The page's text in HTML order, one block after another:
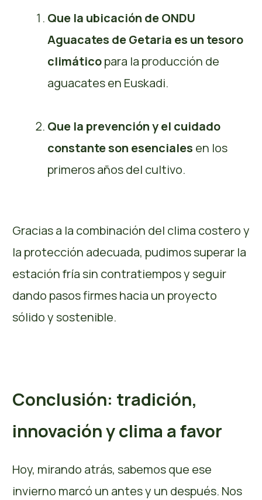
Que la ubicación de ONDU
Aguacates de Getaria es un tesoro
climáticopara la producción de
aguacates en Euskadi.
Que la prevención y el cuidado
constante son esenciales en los
primeros años del cultivo.
Gracias a la combinación del clima costero y
la protección adecuada, pudimos superar la
estación fría sin contratiempos y seguir
dando pasos firmes hacia un proyecto
sólido y sostenible.
Conclusión: tradición,
innovación y clima a favor
Hoy, mirando atrás, sabemos que ese
invierno marcó un antes y un después. Nos